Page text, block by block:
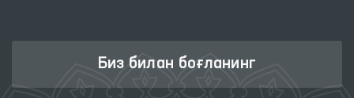
Биз билан боғланинг